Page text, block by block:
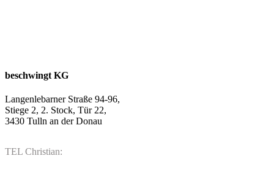
beschwingt KG
Langenlebarner Straße 94-96,
Stiege 2, 2. Stock, Tür 22,
3430 Tulln an der Donau
TEL Christian: